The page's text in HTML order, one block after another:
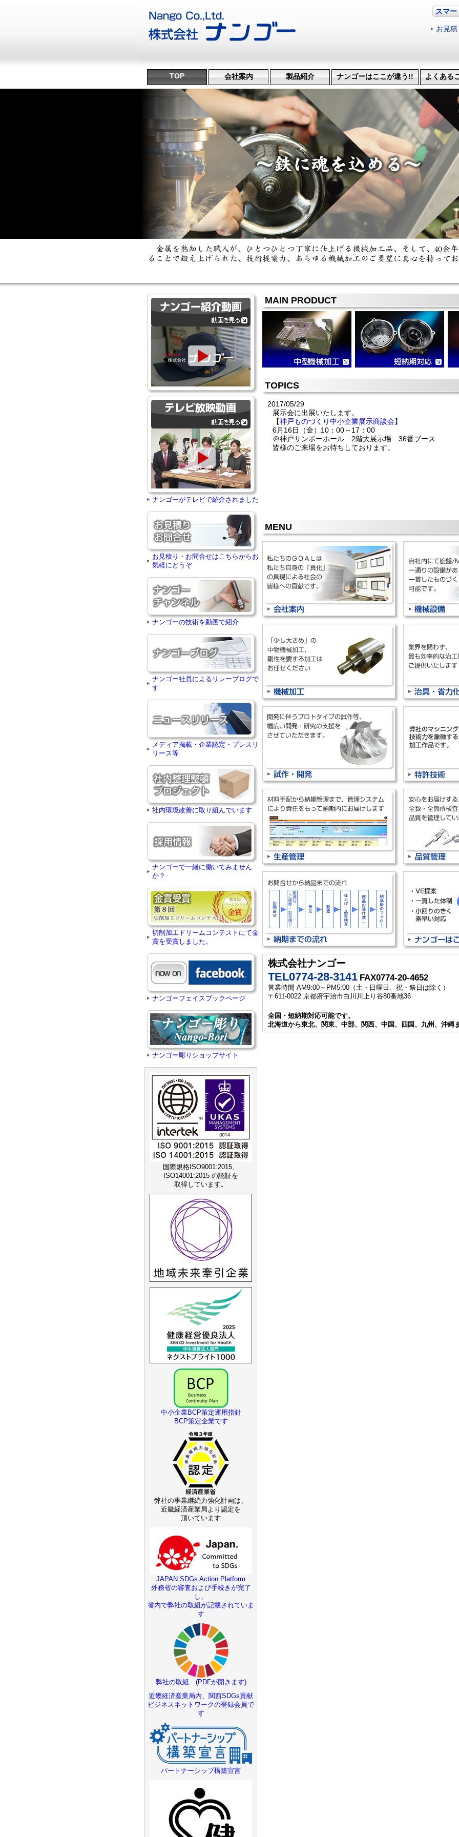
スマ
お見
TOP
会社案内
ミッション
会社概要
機械設備
沿革・受賞歴
製品紹介
機械加工
治具･省力化機械
試作・開発
特許技術
ナンゴーはここが違う!!
よくある
MAIN PRODUCT
TOPICS
2017/05/29
展示会に出展いたします。
【神戸ものづくり中小企業展示商談会】
6月16日（金）10：00～17：00
＠神戸サンボーホール 2階大展示場 36番ブース
皆様のご来場をお待ちしております。
MENU
株式会社ナンゴー
TEL0774-28-3141 FAX0774-20-4652
営業時間 AM9:00～PM5:00（土・日曜日、祝・祭日は除く）
〒611-0022 京都府宇治市白川川上り谷80番地36
全国・短納期対応可能です。
北海道から東北、関東、中部、関西、中国、四国、九州、沖縄
ナンゴーがテレビで紹介されました
お見積り・お問合せはこちらからお
気軽にどうぞ
ナンゴーの技術を動画で紹介
ナンゴー社員によるリレーブログで
す
メディア掲載・企業認定・プレスリ
リース等
社内環境改善に取り組んでいます
ナンゴーで一緒に働いてみません
か？
切削加工ドリームコンテストにて金
賞を受賞しました。
ナンゴーフェイスブックページ
ナンゴー彫りショップサイト
国際規格ISO9001:2015、
ISO14001:2015 の認証を
取得しています。
中小企業BCP策定運用指針
BCP策定企業です
弊社の事業継続力強化計画は、
近畿経済産業局より認定を
頂いています
JAPAN SDGs Action Platform
外務省の審査および手続きが完了
し、
省内で弊社の取組が記載されていま
す
弊社の取組 (PDFが開きます)
近畿経済産業局内、関西SDGs貢献
ビジネスネットワークの登録会員で
す
パートナーシップ構築宣言